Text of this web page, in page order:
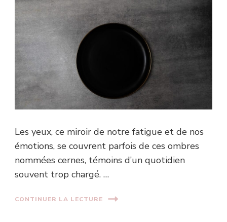
Les yeux, ce miroir de notre fatigue et de nos
émotions, se couvrent parfois de ces ombres
nommées cernes, témoins d’un quotidien
souvent trop chargé. …
CONTINUER LA LECTURE